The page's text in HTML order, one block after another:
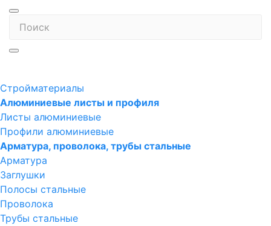
Стройматериалы
Алюминиевые листы и профиля
Листы алюминиевые
Профили алюминиевые
Арматура, проволока, трубы стальные
Арматура
Заглушки
Полосы стальные
Проволока
Трубы стальные